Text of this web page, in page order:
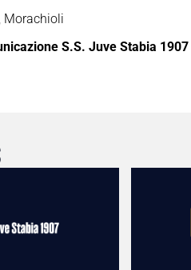
Morachioli
S.S. Juve Stabia 1907